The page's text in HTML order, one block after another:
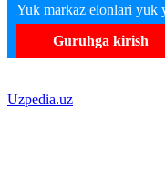
Yuk markaz elonlari yuk
Guruhga kirish
Uzpedia.uz